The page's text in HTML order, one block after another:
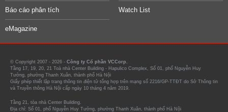
Báo cáo phân tích Watch List
eMagazine
© Copyright 2007 - 2026 - Công ty Cổ phần VCCorp.
Tầng 17, 19, 20, 21 Toà nhà Center Building - Hapulico Complex, Số 01, phố Nguyễn Huy
Tưởng, phường Thanh Xuân, thành phố Hà Nội
Giấy phép thiết lập trang thông tin điện tử tổng hợp trên mạng số 2216/GP-TTĐT do Sở Thông tin
và Truyền thông Hà Nội cấp ngày 10 tháng 4 năm 2019.
Tầng 21, tòa nhà Center Building.
Địa chỉ: Số 01, phố Nguyễn Huy Tưởng, phường Thanh Xuân, thành phố Hà Nội